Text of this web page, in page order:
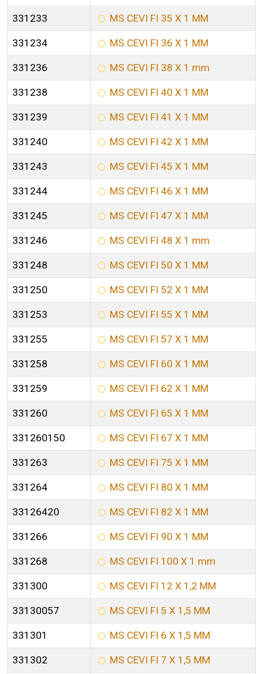
331233 MS CEVI FI 35 X 1 MM
331234 MS CEVI FI 36 X 1 MM
331236 MS CEVI FI 38 X 1 mm
331238 MS CEVI FI 40 X 1 MM
331239 MS CEVI FI 41 X 1 MM
331240 MS CEVI FI 42 X 1 MM
331243 MS CEVI FI 45 X 1 MM
331244 MS CEVI FI 46 X 1 MM
331245 MS CEVI FI 47 X 1 MM
331246 MS CEVI FI 48 X 1 mm
331248 MS CEVI FI 50 X 1 MM
331250 MS CEVI FI 52 X 1 MM
331253 MS CEVI FI 55 X 1 MM
331255 MS CEVI FI 57 X 1 MM
331258 MS CEVI FI 60 X 1 MM
331259 MS CEVI FI 62 X 1 MM
331260 MS CEVI FI 65 X 1 MM
331260150 MS CEVI FI 67 X 1 MM
331263 MS CEVI FI 75 X 1 MM
331264 MS CEVI FI 80 X 1 MM
33126420 MS CEVI FI 82 X 1 MM
331266 MS CEVI FI 90 X 1 MM
331268 MS CEVI FI 100 X 1 mm
331300 MS CEVI FI 12 X 1,2 MM
33130057 MS CEVI FI 5 X 1,5 MM
331301 MS CEVI FI 6 X 1,5 MM
331302 MS CEVI FI 7 X 1,5 MM